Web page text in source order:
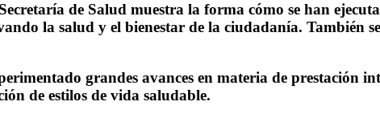
de Salud muestra la forma cómo se han
la salud y el bienestar de la ciudadanía. También
grandes avances en materia de prestación
de estilos de vida saludable.